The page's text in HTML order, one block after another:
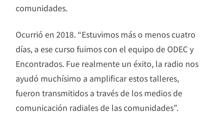
comunidades.
Ocurrió en 2018. “Estuvimos más o menos cuatro
días, a ese curso fuimos con el equipo de ODEC y
Encontrados. Fue realmente un éxito, la radio nos
ayudó muchísimo a amplificar estos talleres,
fueron transmitidos a través de los medios de
comunicación radiales de las comunidades”.